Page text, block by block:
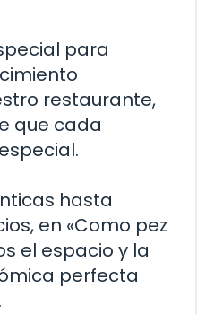
para
restaurante,
que cada
hasta
en «Como pez
el espacio y la
perfecta